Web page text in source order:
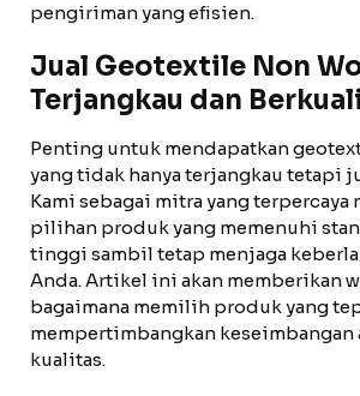
pengiriman yang efisien.
Jual Geotextile Non
Terjangkau dan
Penting untuk mendapatkan
yang tidak hanya terjangkau tetapi
Kami sebagai mitra yang terpercaya
pilihan produk yang memenuhi
tinggi sambil tetap menjaga
Anda. Artikel ini akan memberikan
bagaimana memilih produk yang
mempertimbangkan keseimbangan
kualitas.